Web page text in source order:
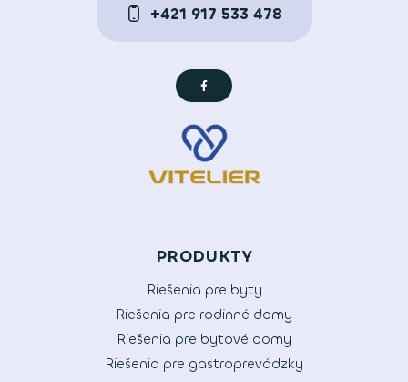
+421 917 533 478
PRODUKTY
Riešenia pre byty
Riešenia pre rodinné domy
Riešenia pre bytové domy
Riešenia pre gastroprevádzky